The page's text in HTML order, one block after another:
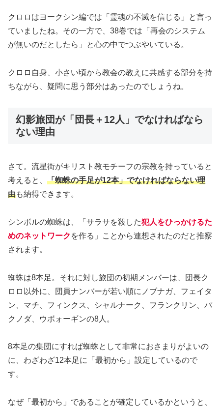
クロロはヨークシン編では「霊魂の不滅を信じる」と言っ
ていましたね。その一方で、38巻では「再会のシステム
が無いのだとしたら」と心の中でつぶやいている。
クロロ自身、小さい頃から教会の教えに共感する部分を持
ちながら、疑問に思う部分はあったのでしょうね。
幻影旅団が「団長＋12人」でなければなら
ない理由
さて。流星街がキリスト教モチーフの宗教を持っていると
考えると、 「蜘蛛の手足が12本」でなければならない理
由も納得できます。
シンボルの蜘蛛は、「サラサを殺した犯人をひっかけるた
めのネットワーク を作る」ことから連想されたのだと推察
されます。
蜘蛛は8本足。それに対し旅団の初期メンバーは、団長ク
ロロ以外に、団員ナンバーが若い順にノブナガ、フェイタ
ン、マチ、フィンクス、シャルナーク、フランクリン、パ
クノダ、ウボォーギンの8人。
8本足の集団にすれば蜘蛛として非常におさまりがよいの
に、わざわざ12本足に「最初から」設定しているので
す。
なぜ「最初から」であることが確定しているかというと、